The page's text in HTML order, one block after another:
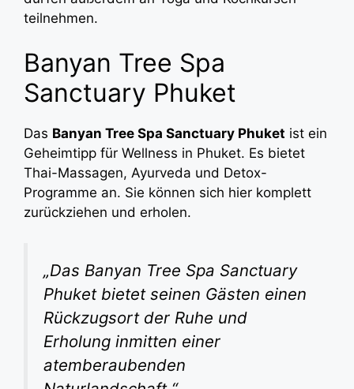
teilnehmen.
Banyan Tree Spa
Sanctuary Phuket
Das Banyan Tree Spa Sanctuary Phuket ist ein
Geheimtipp für Wellness in Phuket. Es bietet
Thai-Massagen, Ayurveda und Detox-
Programme an. Sie können sich hier komplett
zurückziehen und erholen.
„Das Banyan Tree Spa Sanctuary
Phuket bietet seinen Gästen einen
Rückzugsort der Ruhe und
Erholung inmitten einer
atemberaubenden